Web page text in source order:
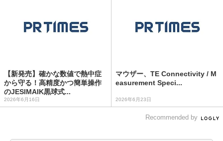
【新発売】確かな数値で熱中症
から守る！高精度かつ簡単操作
のJESIMAIK黒球式...
2026年6月16日
マウザー、TE Connectivity / M
easurement Speci...
2026年6月23日
Recommended by